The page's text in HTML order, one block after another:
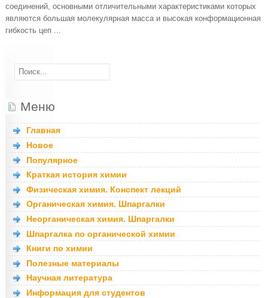
соединений, основными отличительными характеристиками которых
являются большая молекулярная масса и высокая конформационная
гибкость цеп ...
Меню
Главная
Новое
Популярное
Краткая история химии
Физическая химия. Конспект лекций
Органическая химия. Шпаргалки
Неорганическая химия. Шпаргалки
Шпаргалка по органической химии
Книги по химии
Полезные материалы
Научная литература
Информация для студентов